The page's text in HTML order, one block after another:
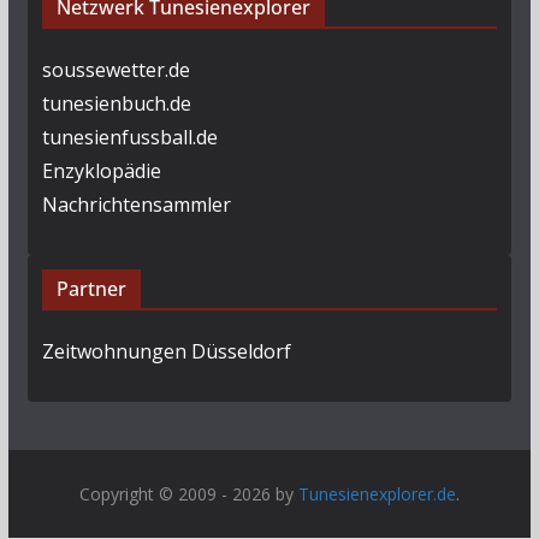
Netzwerk Tunesienexplorer
soussewetter.de
tunesienbuch.de
tunesienfussball.de
Enzyklopädie
Nachrichtensammler
Partner
Zeitwohnungen Düsseldorf
Copyright © 2009 - 2026 by Tunesienexplorer.de.